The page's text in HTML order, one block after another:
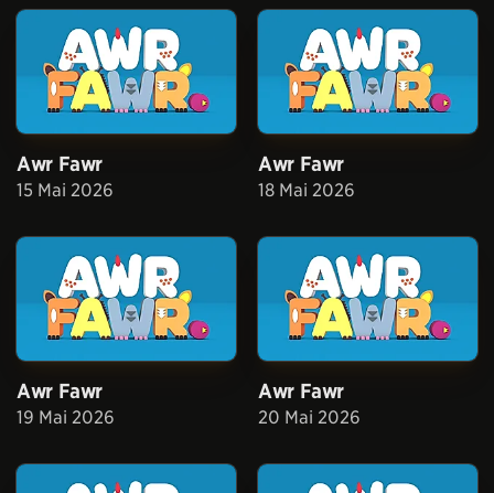
Awr Fawr
15 Mai 2026
Awr Fawr
18 Mai 2026
Awr Fawr
19 Mai 2026
Awr Fawr
20 Mai 2026